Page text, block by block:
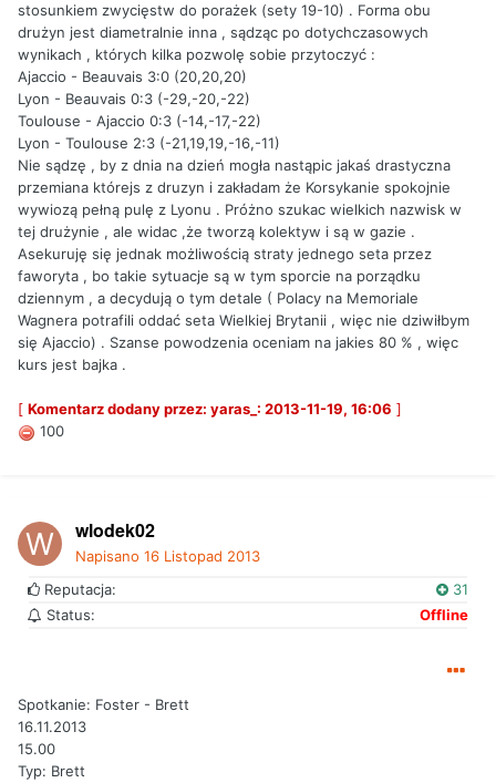
stosunkiem zwycięstw do porażek (sety 19-10) . Forma obu
drużyn jest diametralnie inna , sądząc po dotychczasowych
wynikach , których kilka pozwolę sobie przytoczyć :
Ajaccio - Beauvais 3:0 (20,20,20)
Lyon - Beauvais 0:3 (-29,-20,-22)
Toulouse - Ajaccio 0:3 (-14,-17,-22)
Lyon - Toulouse 2:3 (-21,19,19,-16,-11)
Nie sądzę , by z dnia na dzień mogła nastąpic jakaś drastyczna
przemiana którejs z druzyn i zakładam że Korsykanie spokojnie
wywiozą pełną pulę z Lyonu . Próżno szukac wielkich nazwisk w
tej drużynie , ale widac ,że tworzą kolektyw i są w gazie .
Asekuruję się jednak możliwością straty jednego seta przez
faworyta , bo takie sytuacje są w tym sporcie na porządku
dziennym , a decydują o tym detale ( Polacy na Memoriale
Wagnera potrafili oddać seta Wielkiej Brytanii , więc nie dziwiłbym
się Ajaccio) . Szanse powodzenia oceniam na jakies 80 % , więc
kurs jest bajka .
[ Komentarz dodany przez: yaras_: 2013-11-19, 16:06 ]
100
wlodek02
Napisano 16 Listopad 2013
Reputacja:
31
Status:
Offline
Spotkanie: Foster - Brett
16.11.2013
15.00
Typ: Brett